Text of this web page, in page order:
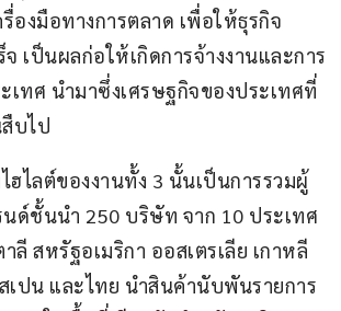
องมือทางการตลาด เพื่อให้ธุรกิจ
เป็นผลก่อให้เกิดการจ้างงานและการ
เทศ นำมาซึ่งเศรษฐกิจของประเทศที่
บไป
ฮไลต์ของงานทั้ง 3 นั้นเป็นการรวมผู้
ด์ชั้นนำ 250 บริษัท จาก 10 ประเทศ
สหรัฐอเมริกา ออสเตรเลีย เกาหลี
เปน และไทย นำสินค้านับพันรายการ